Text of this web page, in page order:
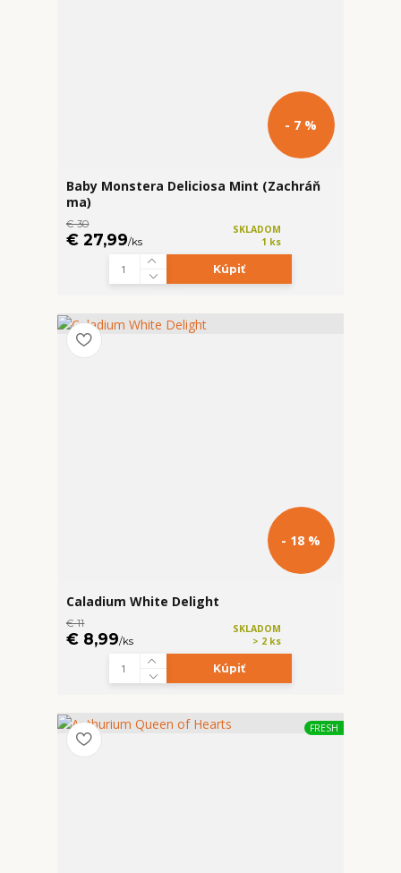
- 7 %
Baby Monstera Deliciosa Mint (Zachráň
ma)
€ 30
€ 27,99/ks
SKLADOM
1 ks
Kúpiť
- 18 %
Caladium White Delight
€ 11
€ 8,99/ks
SKLADOM
> 2 ks
Kúpiť
FRESH